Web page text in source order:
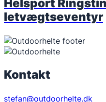
Helsport
letvægtseventyr
Kontakt
stefan@outdoorhelte.dk